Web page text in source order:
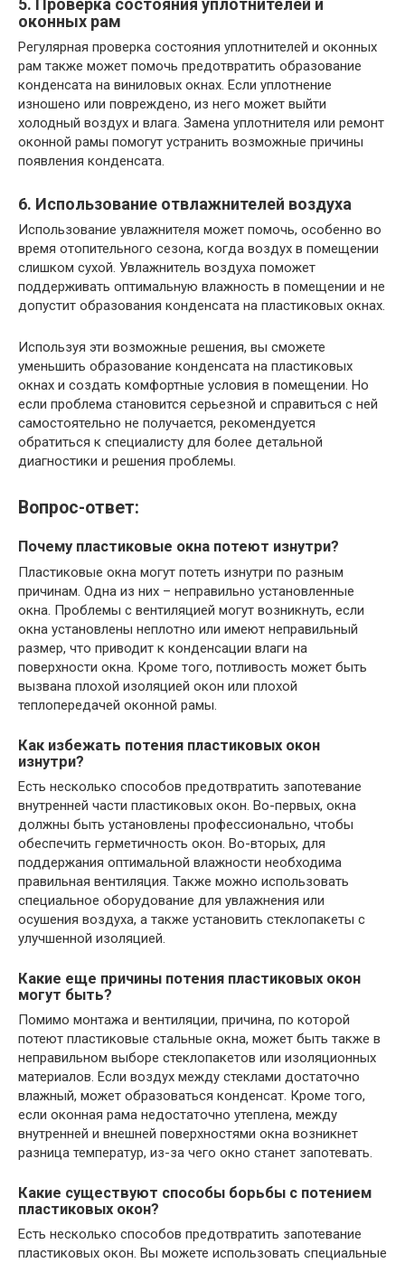
5. Проверка состояния уплотнителей и
оконных рам
Регулярная проверка состояния уплотнителей и оконных
рам также может помочь предотвратить образование
конденсата на виниловых окнах. Если уплотнение
изношено или повреждено, из него может выйти
холодный воздух и влага. Замена уплотнителя или ремонт
оконной рамы помогут устранить возможные причины
появления конденсата.
6. Использование отвлажнителей воздуха
Использование увлажнителя может помочь, особенно во
время отопительного сезона, когда воздух в помещении
слишком сухой. Увлажнитель воздуха поможет
поддерживать оптимальную влажность в помещении и не
допустит образования конденсата на пластиковых окнах.
Используя эти возможные решения, вы сможете
уменьшить образование конденсата на пластиковых
окнах и создать комфортные условия в помещении. Но
если проблема становится серьезной и справиться с ней
самостоятельно не получается, рекомендуется
обратиться к специалисту для более детальной
диагностики и решения проблемы.
Вопрос-ответ:
Почему пластиковые окна потеют изнутри?
Пластиковые окна могут потеть изнутри по разным
причинам. Одна из них – неправильно установленные
окна. Проблемы с вентиляцией могут возникнуть, если
окна установлены неплотно или имеют неправильный
размер, что приводит к конденсации влаги на
поверхности окна. Кроме того, потливость может быть
вызвана плохой изоляцией окон или плохой
теплопередачей оконной рамы.
Как избежать потения пластиковых окон
изнутри?
Есть несколько способов предотвратить запотевание
внутренней части пластиковых окон. Во-первых, окна
должны быть установлены профессионально, чтобы
обеспечить герметичность окон. Во-вторых, для
поддержания оптимальной влажности необходима
правильная вентиляция. Также можно использовать
специальное оборудование для увлажнения или
осушения воздуха, а также установить стеклопакеты с
улучшенной изоляцией.
Какие еще причины потения пластиковых окон
могут быть?
Помимо монтажа и вентиляции, причина, по которой
потеют пластиковые стальные окна, может быть также в
неправильном выборе стеклопакетов или изоляционных
материалов. Если воздух между стеклами достаточно
влажный, может образоваться конденсат. Кроме того,
если оконная рама недостаточно утеплена, между
внутренней и внешней поверхностями окна возникнет
разница температур, из-за чего окно станет запотевать.
Какие существуют способы борьбы с потением
пластиковых окон?
Есть несколько способов предотвратить запотевание
пластиковых окон. Вы можете использовать специальные